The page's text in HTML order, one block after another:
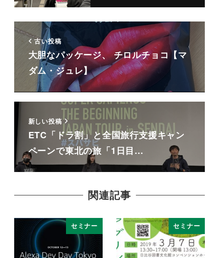
古い投稿
大胆なパッケージ、 チロルチョコ【マ
ダム・ジュレ】
新しい投稿
ETC「ドラ割」と全国旅行支援キャン
ペーンで東北の旅「1日目…
関連記事
セミナー セミナー